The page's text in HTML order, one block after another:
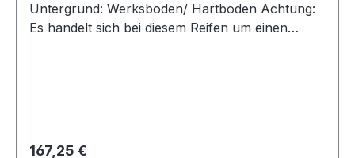
Untergrund: Werksboden/ Hartboden Achtung:
Es handelt sich bei diesem Reifen um einen
Regulärer Preis:
167,25 €